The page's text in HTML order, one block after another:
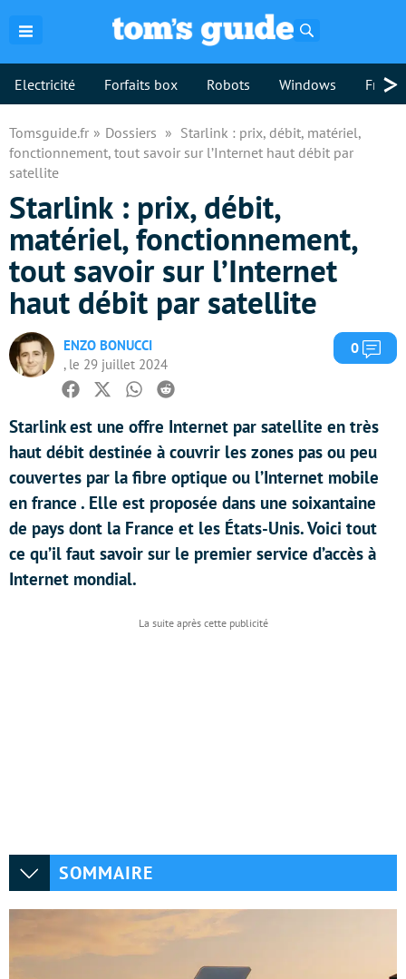
Electricité Forfaits box Robots Windows >
Tomsguide.fr Dossiers
Starlink : prix, débit, matériel,
fonctionnement, tout savoir sur l’Internet haut débit par
satellite
Starlink : prix, débit,
matériel, fonctionnement,
tout savoir sur l’Internet
haut débit par satellite
ENZO BONUCCI
, le 29 juillet 2024
0
Facebook
TwitterWhatsapp
Reddit
Starlink est une offre Internet par satellite en très
haut débit destinée à couvrir les zones pas ou peu
couvertes par la fibre optique ou l’Internet mobile
en france . Elle est proposée dans une soixantaine
de pays dont la France et les États-Unis. Voici tout
ce qu’il faut savoir sur le premier service d’accès à
Internet mondial.
SOMMAIRE